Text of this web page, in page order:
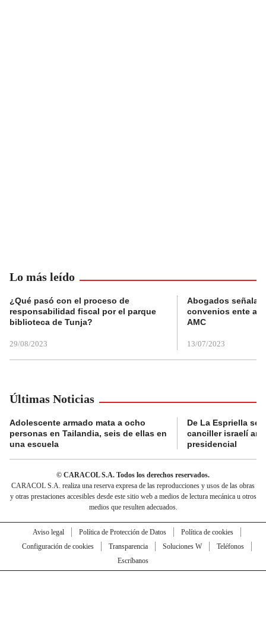
Lo más leído
¿Qué pasó con el proceso de
responsabilidad fiscal por el parque
biblioteca de Tunja?
29/08/2023
Abogados
convenios ente
AMC
13/07/2023
Últimas Noticias
Adolescente armado mata a ocho
personas en Tailandia, seis de ellas en
una escuela
De La Espriella se
canciller israelí
presidencial
© CARACOL S.A. Todos los derechos reservados.
CARACOL S.A. realiza una reserva expresa de las reproducciones y usos de las obras
y otras prestaciones accesibles desde este sitio web a medios de lectura mecánica u otros
medios que resulten adecuados.
Aviso legal Política de Protección de Datos
Política de cookies
Configuración de cookies
Transparencia Soluciones W
Teléfonos
Escríbanos